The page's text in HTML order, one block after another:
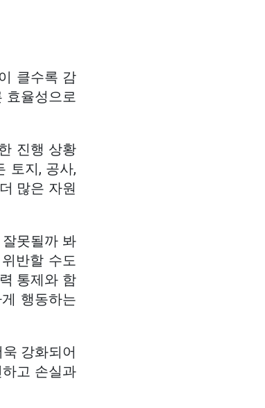
클수록 감
효율성으로
진행 상황
토지, 공사,
많은 자원
못될까 봐
반할 수도
통제와 함
행동하는
강화되어
고 손실과